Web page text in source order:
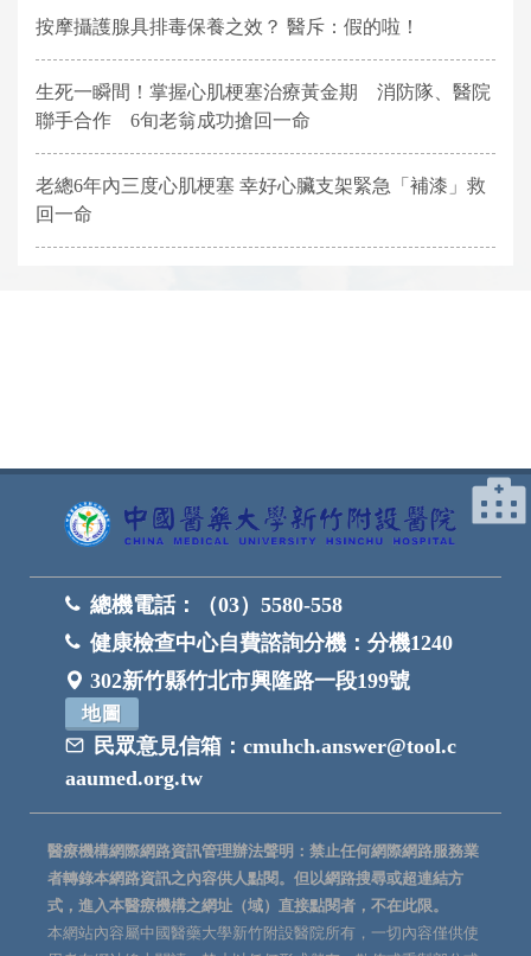
按摩攝護腺具排毒保養之效？ 醫斥：假的啦！
生死一瞬間！掌握心肌梗塞治療黃金期 消防隊、醫院
聯手合作 6旬老翁成功搶回一命
老總6年內三度心肌梗塞 幸好心臟支架緊急「補漆」救
回一命
總機電話：
（03）5580-558
健康檢查中心自費諮詢分機： 分機1240
302新竹縣竹北市興隆路一段199號
地圖
民眾意見信箱： cmuhch.answer@tool.c
aaumed.org.tw
醫療機構網際網路資訊管理辦法聲明：禁止任何網際網路服務業
者轉錄本網路資訊之內容供人點閱。但以網路搜尋或超連結方
式，進入本醫療機構之網址（域）直接點閱者，不在此限。
本網站內容屬中國醫藥大學新竹附設醫院所有，一切內容僅供使